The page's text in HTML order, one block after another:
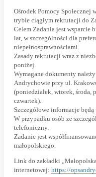
obraz
Ośrodek Pomocy
trybie ciągłym rekrutacji do
Celem Zadania jest wsparcie
lat, w szczególności dla
niepełnosprawnościami.
Zasady rekrutacji wraz z
poniżej.
Wymagane dokumenty
Andrychowie przy ul.
(poniedziałek, wtorek, środa,
czwartek).
Szczegółowe informacje
W przypadku osób ze
telefoniczny.
Zadanie jest
małopolskiego.
Link do zakładki
internetowej: https://